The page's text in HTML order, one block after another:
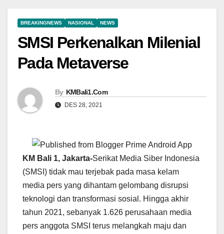
BREAKINGNEWS NASIONAL NEWS
SMSI Perkenalkan Milenial
Pada Metaverse
By KMBali1.Com
DES 28, 2021
KM Bali 1, Jakarta-Serikat Media Siber Indonesia
(SMSI) tidak mau terjebak pada masa kelam
media pers yang dihantam gelombang disrupsi
teknologi dan transformasi sosial. Hingga akhir
tahun 2021, sebanyak 1.626 perusahaan media
pers anggota SMSI terus melangkah maju dan